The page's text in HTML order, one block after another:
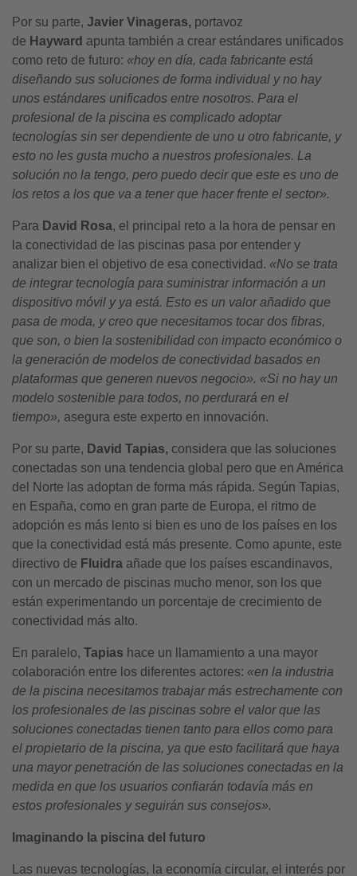
Por su parte, Javier Vinageras, portavoz
de Hayward apunta también a crear estándares unificados
como reto de futuro: «hoy en día, cada fabricante está
diseñando sus soluciones de forma individual y no hay
unos estándares unificados entre nosotros. Para el
profesional de la piscina es complicado adoptar
tecnologías sin ser dependiente de uno u otro fabricante, y
esto no les gusta mucho a nuestros profesionales. La
solución no la tengo, pero puedo decir que este es uno de
los retos a los que va a tener que hacer frente el sector».
Para David Rosa, el principal reto a la hora de pensar en
la conectividad de las piscinas pasa por entender y
analizar bien el objetivo de esa conectividad. «No se trata
de integrar tecnología para suministrar información a un
dispositivo móvil y ya está. Esto es un valor añadido que
pasa de moda, y creo que necesitamos tocar dos fibras,
que son, o bien la sostenibilidad con impacto económico o
la generación de modelos de conectividad basados en
plataformas que generen nuevos negocio». «Si no hay un
modelo sostenible para todos, no perdurará en el
tiempo», asegura este experto en innovación.
Por su parte, David Tapias, considera que las soluciones
conectadas son una tendencia global pero que en América
del Norte las adoptan de forma más rápida. Según Tapias,
en España, como en gran parte de Europa, el ritmo de
adopción es más lento si bien es uno de los países en los
que la conectividad está más presente. Como apunte, este
directivo de Fluidra añade que los países escandinavos,
con un mercado de piscinas mucho menor, son los que
están experimentando un porcentaje de crecimiento de
conectividad más alto.
En paralelo, Tapias hace un llamamiento a una mayor
colaboración entre los diferentes actores: «en la industria
de la piscina necesitamos trabajar más estrechamente con
los profesionales de las piscinas sobre el valor que las
soluciones conectadas tienen tanto para ellos como para
el propietario de la piscina, ya que esto facilitará que haya
una mayor penetración de las soluciones conectadas en la
medida en que los usuarios confiarán todavía más en
estos profesionales y seguirán sus consejos».
Imaginando la piscina del futuro
Las nuevas tecnologías, la economía circular, el interés por